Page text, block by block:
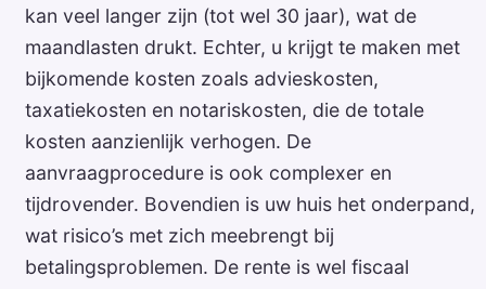
kan veel langer zijn (tot wel 30 jaar), wat de
maandlasten drukt. Echter, u krijgt te maken met
bijkomende kosten zoals advieskosten,
taxatiekosten en notariskosten, die de totale
kosten aanzienlijk verhogen. De
aanvraagprocedure is ook complexer en
tijdrovender. Bovendien is uw huis het onderpand,
wat risico’s met zich meebrengt bij
betalingsproblemen. De rente is wel fiscaal